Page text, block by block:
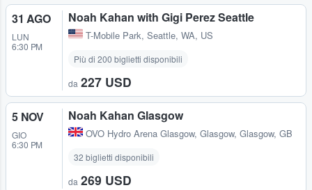
31 AGO
LUN
6:30 PM
Noah Kahan with Gigi Perez Seattle
T-Mobile Park, Seattle, WA, US
Più di 200 biglietti disponibili
da 227 USD
5 NOV
GIO
6:30 PM
Noah Kahan Glasgow
OVO Hydro Arena Glasgow, Glasgow, Glasgow, GB
32 biglietti disponibili
da 269 USD